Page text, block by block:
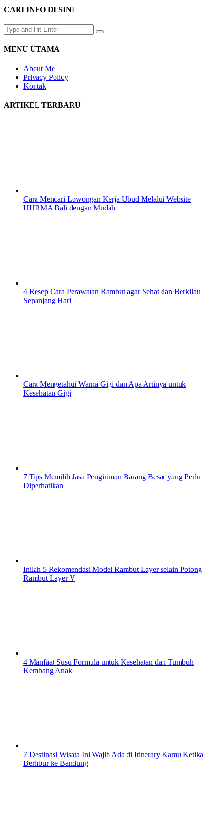
CARI INFO DI SINI
MENU UTAMA
About Me
Privacy Policy
Kontak
ARTIKEL TERBARU
Cara Mencari Lowongan Kerja Ubud Melalui Website
HHRMA Bali dengan Mudah
4 Resep Cara Perawatan Rambut agar Sehat dan Berkilau
Sepanjang Hari
Cara Mengetahui Warna Gigi dan Apa Artinya untuk
Kesehatan Gigi
7 Tips Memilih Jasa Pengiriman Barang Besar yang Perlu
Diperhatikan
Inilah 5 Rekomendasi Model Rambut Layer selain Potong
Rambut Layer V
4 Manfaat Susu Formula untuk Kesehatan dan Tumbuh
Kembang Anak
7 Destinasi Wisata Ini Wajib Ada di Itinerary Kamu Ketika
Berlibur ke Bandung